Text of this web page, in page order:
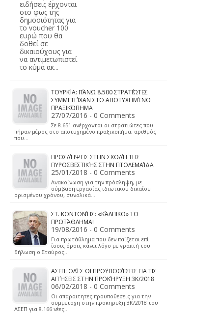
Voucher
100 ευρώ
για τους
δικαιούχου
ς του
Εγγυημένου
Εισοδήματο
ς
Νεότερες
ειδήσεις έρχονται
στο φως της
δημοσιότητας για
το voucher 100
ευρώ που θα
δοθεί σε
δικαιούχους για